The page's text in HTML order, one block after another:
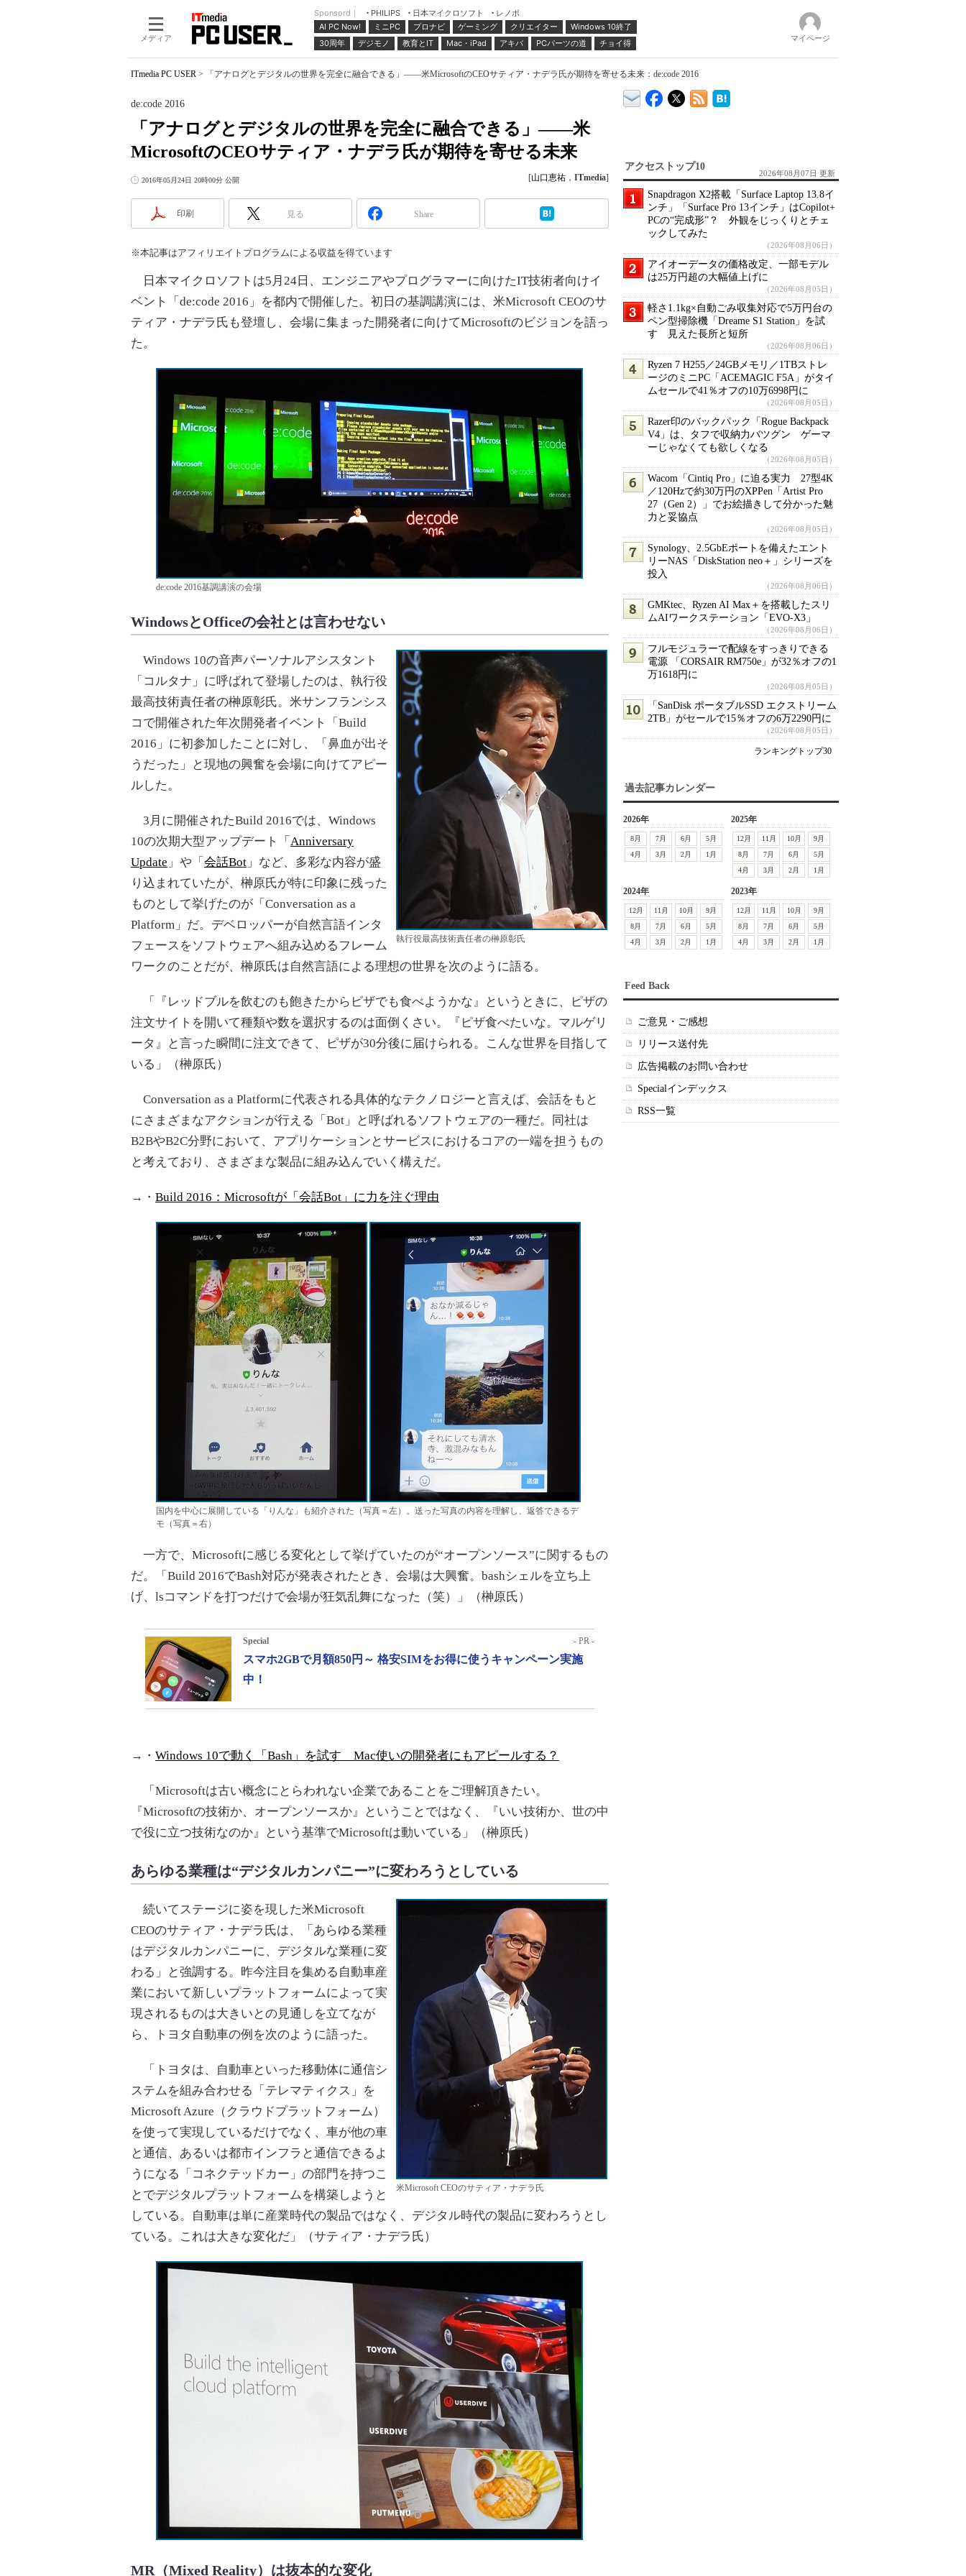
メディア
Sponsord｜ PHILIPS 日本マイクロソフト
レノボ
AI PC Now!
ミニPC プロナビ ゲーミング クリエイター
Windows 10終了
30周年
デジモノ 教育とIT Mac・iPad アキバ PCパーツの道 チョイ得 マイページ
ITmedia PC USER > 「アナログとデジタルの世界を完全に融合できる」――米MicrosoftのCEOサティア・ナデラ氏が期待を寄せる未来：de:code 2016
「アナログとデジタルの世界を完全に融合できる」――米
MicrosoftのCEOサティア・ナデラ氏が期待を寄せる未来
de:code 2016
2016年05月24日 20時00分 公開 [山口恵祐 ， ITmedia]
印刷 見る Share
※本記事はアフィリエイトプログラムによる収益を得ています
日本マイクロソフトは5月24日、エンジニアやプログラマーに向けたIT技術者向けイ
ベント「de:code 2016」を都内で開催した。初日の基調講演には、米Microsoft CEOのサ
ティア・ナデラ氏も登壇し、会場に集まった開発者に向けてMicrosoftのビジョンを語っ
た。
de:code 2016基調講演の会場
WindowsとOfficeの会社とは言わせない
執行役最高技術責任者の榊原彰氏
Windows 10の音声パーソナルアシスタント
「コルタナ」に呼ばれて登場したのは、執行役
最高技術責任者の榊原彰氏。米サンフランシス
コで開催された年次開発者イベント「Build
2016」に初参加したことに対し、「鼻血が出そ
うだった」と現地の興奮を会場に向けてアピー
ルした。
3月に開催されたBuild 2016では、Windows
10の次期大型アップデート「 Anniversary
Update 」や「 会話Bot 」など、多彩な内容が盛
り込まれていたが、榊原氏が特に印象に残った
ものとして挙げたのが「Conversation as a
Platform」だ。デベロッパーが自然言語インタ
フェースをソフトウェアへ組み込めるフレーム
ワークのことだが、榊原氏は自然言語による理想の世界を次のように語る。
「『レッドブルを飲むのも飽きたからピザでも食べようかな』というときに、ピザの
注文サイトを開いて種類や数を選択するのは面倒くさい。『ピザ食べたいな。マルゲリ
ータ』と言った瞬間に注文できて、ピザが30分後に届けられる。こんな世界を目指して
いる」（榊原氏）
Conversation as a Platformに代表される具体的なテクノロジーと言えば、会話をもと
にさまざまなアクションが行える「Bot」と呼ばれるソフトウェアの一種だ。同社は
B2BやB2C分野において、アプリケーションとサービスにおけるコアの一端を担うもの
と考えており、さまざまな製品に組み込んでいく構えだ。
→・ Build 2016：Microsoftが「会話Bot」に力を注ぐ理由
国内を中心に展開している「りんな」も紹介された（写真＝左）。送った写真の内容を理解し、返答できるデ
モ（写真＝右）
一方で、Microsoftに感じる変化として挙げていたのが“オープンソース”に関するもの
だ。「Build 2016でBash対応が発表されたとき、会場は大興奮。bashシェルを立ち上
げ、lsコマンドを打つだけで会場が狂気乱舞になった（笑）」（榊原氏）
Special - PR -
スマホ2GBで月額850円～ 格安SIMをお得に使うキャンペーン実施
中！
→・ Windows 10で動く「Bash」を試す Mac使いの開発者にもアピールする？
「Microsoftは古い概念にとらわれない企業であることをご理解頂きたい。
『Microsoftの技術か、オープンソースか』ということではなく、『いい技術か、世の中
で役に立つ技術なのか』という基準でMicrosoftは動いている」（榊原氏）
あらゆる業種は“デジタルカンパニー”に変わろうとしている
米Microsoft CEOのサティア・ナデラ氏
続いてステージに姿を現した米Microsoft
CEOのサティア・ナデラ氏は、「あらゆる業種
はデジタルカンパニーに、デジタルな業種に変
わる」と強調する。昨今注目を集める自動車産
業において新しいプラットフォームによって実
現されるものは大きいとの見通しを立てなが
ら、トヨタ自動車の例を次のように語った。
「トヨタは、自動車といった移動体に通信シ
ステムを組み合わせる「テレマティクス」を
Microsoft Azure（クラウドプラットフォーム）
を使って実現しているだけでなく、車が他の車
と通信、あるいは都市インフラと通信できるよ
うになる「コネクテッドカー」の部門を持つこ
とでデジタルプラットフォームを構築しようと
している。自動車は単に産業時代の製品ではなく、デジタル時代の製品に変わろうとし
ている。これは大きな変化だ」（サティア・ナデラ氏）
MR（Mixed Reality）は抜本的な変化
アクセストップ10
2026年08月07日 更新
Snapdragon X2搭載「Surface Laptop 13.8イ
ンチ」「Surface Pro 13インチ」はCopilot+
PCの“完成形”？ 外観をじっくりとチェ
ックしてみた
（2026年08月06日）
アイオーデータの価格改定、一部モデル
は25万円超の大幅値上げに
（2026年08月05日）
軽さ1.1kg×自動ごみ収集対応で5万円台の
ペン型掃除機「Dreame S1 Station」を試
す 見えた長所と短所
（2026年08月06日）
Ryzen 7 H255／24GBメモリ／1TBストレ
ージのミニPC「ACEMAGIC F5A」がタイ
ムセールで41％オフの10万6998円に
（2026年08月05日）
Razer印のバックパック「Rogue Backpack
V4」は、タフで収納力バツグン ゲーマ
ーじゃなくても欲しくなる
（2026年08月05日）
Wacom「Cintiq Pro」に迫る実力 27型4K
／120Hzで約30万円のXPPen「Artist Pro
27（Gen 2）」でお絵描きして分かった魅
力と妥協点
（2026年08月05日）
Synology、2.5GbEポートを備えたエント
リーNAS「DiskStation neo＋」シリーズを
投入
（2026年08月06日）
GMKtec、Ryzen AI Max＋を搭載したスリ
ムAIワークステーション「EVO-X3」
（2026年08月06日）
フルモジュラーで配線をすっきりできる
電源 「CORSAIR RM750e」が32％オフの1
万1618円に
（2026年08月05日）
「SanDisk ポータブルSSD エクストリーム
2TB」がセールで15％オフの6万2290円に
（2026年08月05日）
ランキングトップ30
過去記事カレンダー
2026年
8月 7月 6月
5月
4月
3月 2月 1月
2025年
12月 11月 10月
9月
8月
7月 6月
5月
4月
3月 2月 1月
2024年
12月 11月 10月
9月
8月
7月 6月
5月
4月
3月 2月 1月
2023年
12月 11月 10月
9月
8月
7月 6月
5月
4月
3月 2月 1月
Feed Back
ご意見・ご感想
リリース送付先
広告掲載のお問い合わせ
Specialインデックス
RSS一覧